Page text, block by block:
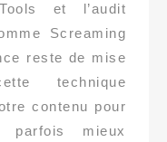
et l’audit
Screaming
reste de mise
technique
contenu pour
mieux